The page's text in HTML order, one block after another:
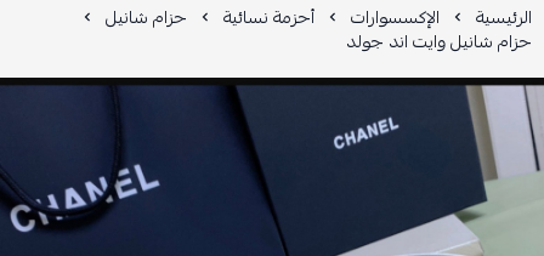
الرئيسية الإكسسوارات أحزمة نسائية حزام شانيل
حزام شانيل وايت اند جولد